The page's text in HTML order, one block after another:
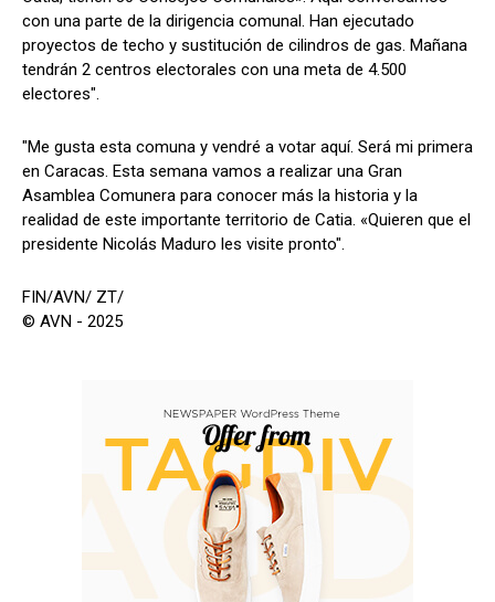
con una parte de la dirigencia comunal. Han ejecutado
proyectos de techo y sustitución de cilindros de gas. Mañana
tendrán 2 centros electorales con una meta de 4.500
electores".
"Me gusta esta comuna y vendré a votar aquí. Será mi primera
en Caracas. Esta semana vamos a realizar una Gran
Asamblea Comunera para conocer más la historia y la
realidad de este importante territorio de Catia. «Quieren que el
presidente Nicolás Maduro les visite pronto".
FIN/AVN/ ZT/
© AVN - 2025